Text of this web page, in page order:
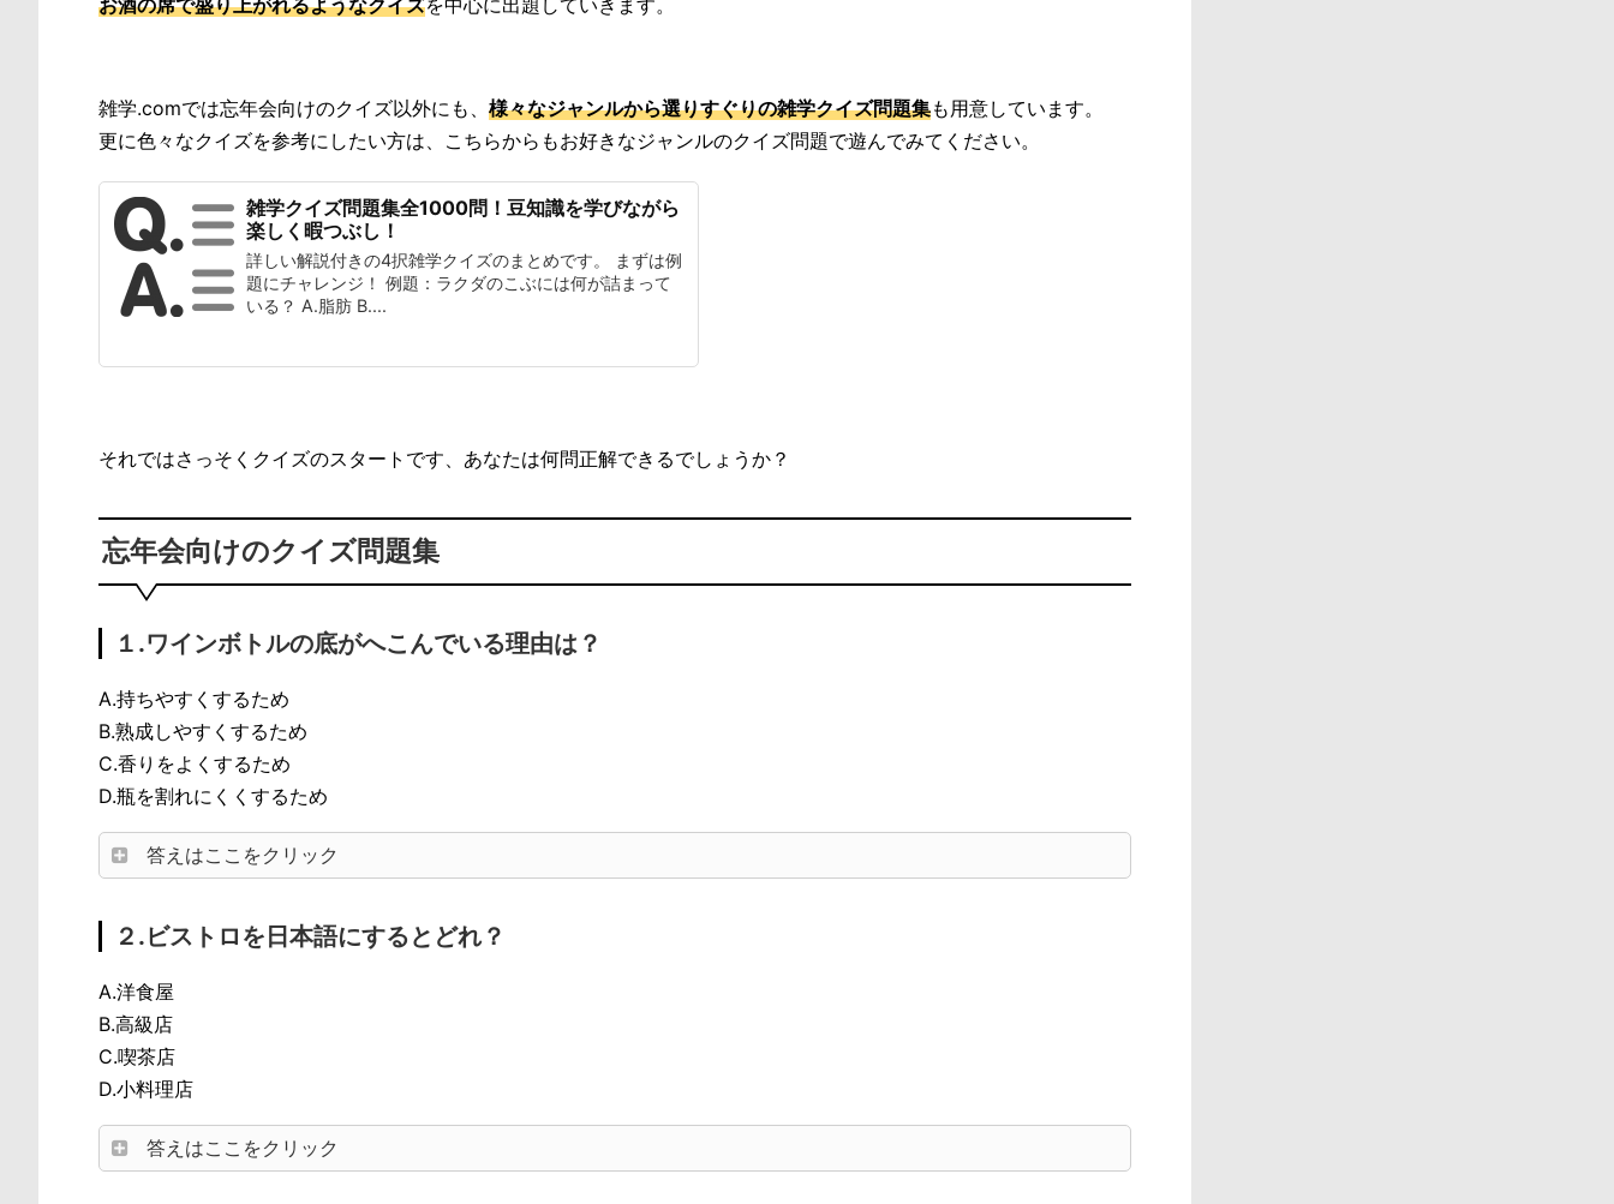
雑学.comでは忘年会向けのクイズ以外にも、 様々なジャンルから選りすぐりの雑学クイズ問題集も用意しています。
更に色々なクイズを参考にしたい方は、こちらからもお好きなジャンルのクイズ問題で遊んでみてください。
雑学クイズ問題集全1000問！豆知識を学びながら
楽しく暇つぶし！
詳しい解説付きの4択雑学クイズのまとめです。 まずは例
題にチャレンジ！ 例題：ラクダのこぶには何が詰まって
いる？ A.脂肪 B....
それではさっそくクイズのスタートです、あなたは何問正解できるでしょうか？
忘年会向けのクイズ問題集
１.ワインボトルの底がへこんでいる理由は？
A.持ちやすくするため
B.熟成しやすくするため
C.香りをよくするため
D.瓶を割れにくくするため
答えはここをクリック
２.ビストロを日本語にするとどれ？
A.洋食屋
B.高級店
C.喫茶店
D.小料理店
答えはここをクリック